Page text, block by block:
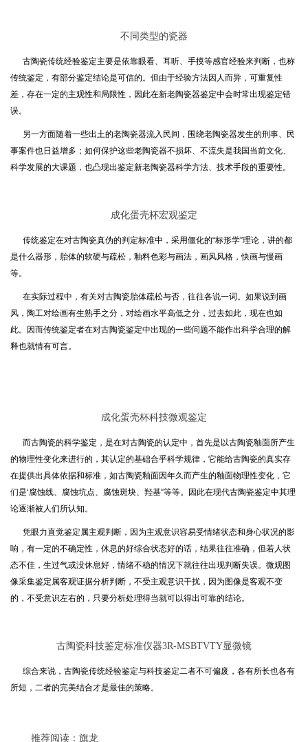
不同类型的瓷器
古陶瓷传统经验鉴定主要是依靠眼看、耳听、手摸等感官经验来判断，也称
传统鉴定，有部分鉴定结论是可信的。但由于经验方法因人而异，可重复性
差，存在一定的主观性和局限性，因此在新老陶瓷器鉴定中会时常出现鉴定错
误。
另一方面随着一些出土的老陶瓷器流入民间，围绕老陶瓷器发生的刑事、民
事案件也日益增多；如何保护这些老陶瓷器不损坏、不流失是我国当前文化、
科学发展的大课题，也凸现出鉴定新老陶瓷器科学方法、技术手段的重要性。
成化蛋壳杯宏观鉴定
传统鉴定在对古陶瓷真伪的判定标准中，采用僵化的“标形学”理论，讲的都
是什么器形，胎体的软硬与疏松，釉料色彩与画法，画风风格，快画与慢画
等。
在实际过程中，有关对古陶瓷胎体疏松与否，往往各说一词。如果说到画
风，陶工对绘画有生熟手之分，对绘画水平高低之分，过去如此，现在也如
此。因而传统鉴定者在对古陶瓷鉴定中出现的一些问题不能作出科学合理的解
释也就情有可言。
成化蛋壳杯科技微观鉴定
而古陶瓷的科学鉴定，是在对古陶瓷的认定中，首先是以古陶瓷釉面所产生
的物理性变化来进行的，其认定的基础合乎科学规律，它能给古陶瓷的真实存
在提供出具体依据和标准，如古陶瓷釉面因年久而产生的釉面物理性变化，它
们是‘腐蚀线、腐蚀坑点、腐蚀斑块、羟基”等等。因此在现代古陶瓷鉴定中其理
论逐渐被人们所认知。
凭眼力直觉鉴定属主观判断，因为主观意识容易受情绪状态和身心状况的影
响，有一定的不确定性，休息的好综合状态好的话，结果往往准确，但若人状
态不佳，生过气或没休息好，情绪不稳的情况下就往往出现判断失误。微观图
像采集鉴定属客观证据分析判断，不受主观意识干扰，因为图像是客观不变
的，不受意识左右的，只要分析处理得当就可以得出可靠的结论。
古陶瓷科技鉴定标准仪器3R-MSBTVTY显微镜
综合来说，古陶瓷传统经验鉴定与科技鉴定二者不可偏废，各有所长也各有
所短，二者的完美结合才是最佳的策略。
推荐阅读： 旗龙